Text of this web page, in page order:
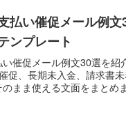
払い催促メール例
ンプレート
い催促メール例文30選を紹
促、長期未入金、請求書
まま使える文面をまとめま